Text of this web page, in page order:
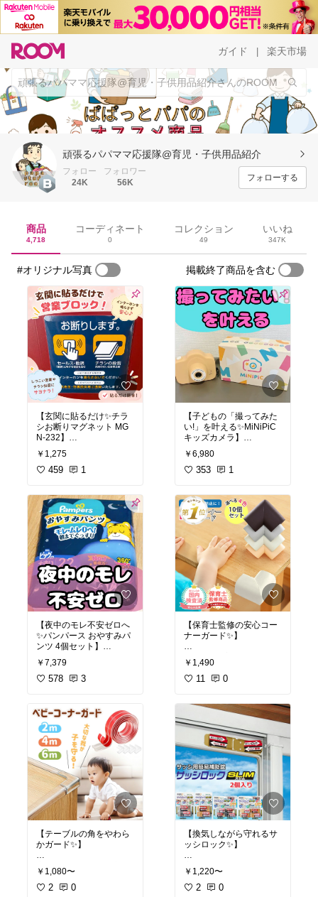
ガイド 楽天市場
頑張るパパママ応援隊@育児・子供用品紹介
フォロー
24K
フォロワー
56K
フォローする
商品
4,718
コーディネート
0
コレクション
49
いいね
347K
#オリジナル写真 掲載終了商品を含む
【玄関に貼るだけ✨チラ
シお断りマグネット MG
N-232】
しつこいセールス勧誘や
チラシ投函に困っている
ィング)のセールス勧誘・
チラシお断りマグネット
MGN-232です。
80×80mmのちょうどい
いサイズで、玄関ドアに
貼るだけの手軽さ😊 ダー
クブルー×オレンジのは
っきりした配色で、意思
がしっかり伝わります🌿
マグネット式だから位置
の調整も簡単、賃貸でも
安心して使えます🎵
✅ 玄関ドアに貼るだけの
簡単設置
サイズ
✅ マグネット式で位置調
整も簡単
✅ ¥1,375のお手頃価格
赤ちゃんのお昼寝中にピ
ンポンと鳴らされるとヒ
ヤッとしますよね🥺 玄関
に貼っておくだけで不要
な訪問を減らせる心強い
アイテムです✨
#チラシお断り #セールス
お断り #玄関グッズ
￥1,275
459 1
【夜中のモレ不安ゼロへ
✨パンパース おやすみパ
ンツ 4個セット】
「朝起きたらシーツまで
びっしょり…」夜のおし
ース おやすみパンツ、サ
イズが選べるおまとめ4
個セットです。
吸収力たっぷりで朝まで
ぐっすり💤 360°モレガー
ドで寝返りしても安心😊
夜だけオムツの時期は意
外と長いので、まとめ買
いしておくと買い忘れの
心配なし🌿
✅ 夜専用のたっぷり吸収
✅ 360°モレガードで横漏
れ対策
✅ サイズが選べる
安心
￥7,379
578 3
【テーブルの角をやわら
かガード✨】
家具の角をまるごと守
る、透明タイプのベビー
コーナーガードです😊 2
￥1,080〜
2 0
【子どもの「撮ってみた
い!」を叶える✨MiNiPiC
キッズカメラ】
お子さんの「写真を撮っ
てみたい!」に応えたいパ
ズカメラです。
子どもの小さな手でも扱
いやすいデジタルカメラ
で、はじめてのカメラに
ぴったり😊 SDカード付
きだから届いてすぐに撮
影スタートできます🌿 ク
リーム色などお好きなカ
ラーを選べて、見た目も
かわいい🎵 子ども目線で
写した世界は大人にはな
い発見がいっぱいで、家
族の思い出づくりにも◎
✅ 公式ストアの安心キッ
✅ SDカード付きで届いて
✅ 子どもの手でも扱いや
✅ クリーム色などカラー
選択式
✅ はじめてのカメラにぴ
ったり
「撮ってみたい」の気持
ちを叶えると、お散歩や
お出かけがもっと楽しく
なります🥰 誕生日やクリ
スマスのプレゼントにも
喜ばれますよ✨
オリジナル写真
￥6,980
353 1
【保育士監修の安心コー
ナーガード✨】
1位受賞の実績を持つ、
保育士監修のコーナーガ
ードです😊 プロの目線で
つけやすいテーブルの角
を、しっかりやさしく守
ってくれますよ🙌
✅ ランキング1位受賞の
人気コーナーガード
✅ 保育士監修で安心感た
っぷり
✅ ふかふかクッションで
角の衝撃を吸収
✅ テーブル・デスク・棚
の角に幅広く対応
✅ クッションテープで丸
ごとカバーもできる
歩き始めの赤ちゃんは転
注意ポイントですよね💦
￥1,490
11 0
【換気しながら守れるサ
ッシロック✨】
窓のサッシに取り付ける
補助錠「サッシロックSLI
M」です😊 窓を少し開け
￥1,220〜
2 0